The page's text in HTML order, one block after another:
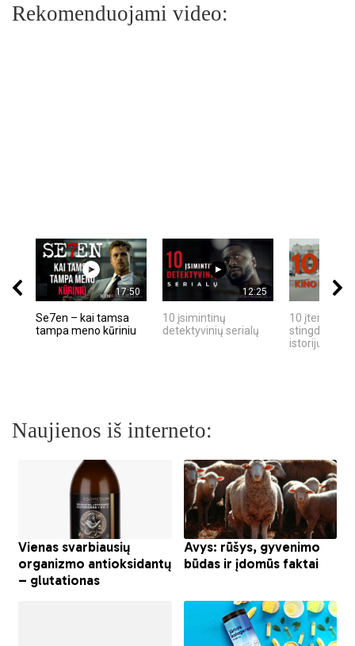
Rekomenduojami video:
17:50
Se7en – kai tamsa
tampa meno kūriniu
12:25
10 įsimintinų
detektyvinių serialų
10 įtemptų,
stingdančių
istorijų
Naujienos iš interneto: